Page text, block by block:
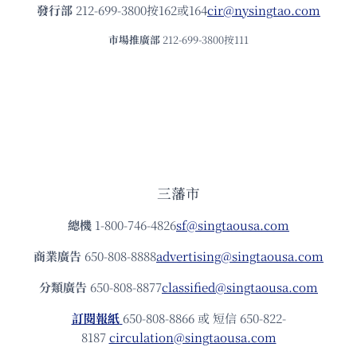
發⾏部 212-699-3800按162或164cir@nysingtao.com
市場推廣部 212-699-3800按111
三藩市
總機 1-800-746-4826sf@singtaousa.com
商業廣告 650-808-8888advertising@singtaousa.com
分類廣告 650-808-8877classified@singtaousa.com
訂閱報紙 650-808-8866 或 短信 650-822-
8187circulation@singtaousa.com